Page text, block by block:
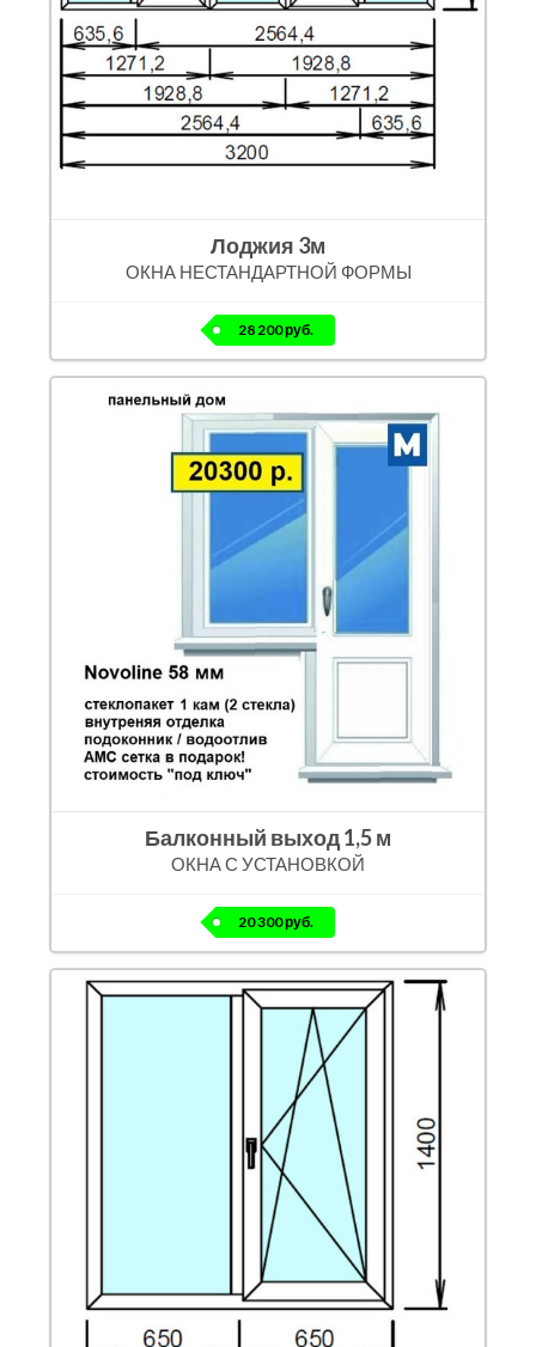
Лоджия 3м
ОКНА НЕСТАНДАРТНОЙ ФОРМЫ
28 200 руб.
Балконный выход 1,5 м
ОКНА С УСТАНОВКОЙ
20 300 руб.